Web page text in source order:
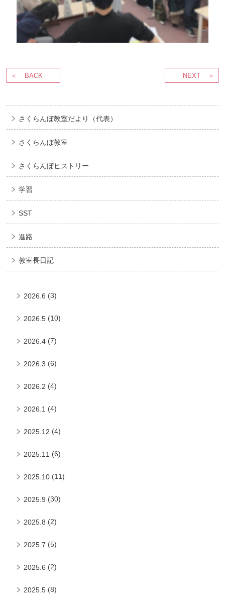
BACK NEXT
さくらんぼ教室だより（代表）
さくらんぼ教室
さくらんぼヒストリー
学習
SST
進路
教室長日記
2026.6 (3)
2026.5 (10)
2026.4 (7)
2026.3 (6)
2026.2 (4)
2026.1 (4)
2025.12 (4)
2025.11 (6)
2025.10 (11)
2025.9 (30)
2025.8 (2)
2025.7 (5)
2025.6 (2)
2025.5 (8)